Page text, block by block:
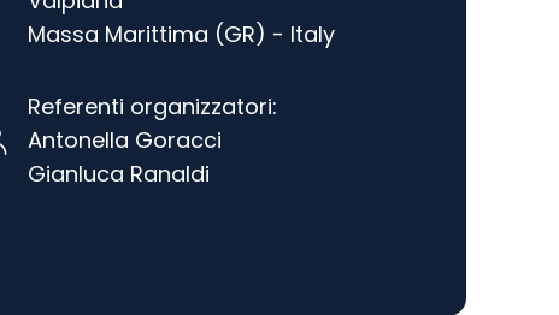
Massa Marittima (GR) - Italy
Referenti organizzatori:
Antonella Goracci
Gianluca Ranaldi